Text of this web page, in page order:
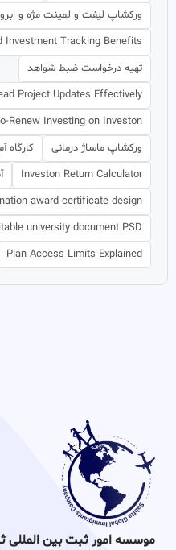
ورکشاپ لیفت و لمینت مژه و ابرو
Investment Tracking Benefits
تهیه درخواست ضبط شواهد
Project Updates Effectively
Renew Investing on Investon
ورکشاپ ماساژ درمانی
کارگاه
Investon Return Calculator
award certificate design
university document PSD
Plan Access Limits Explained
موسسه امور ثبت بین المللی